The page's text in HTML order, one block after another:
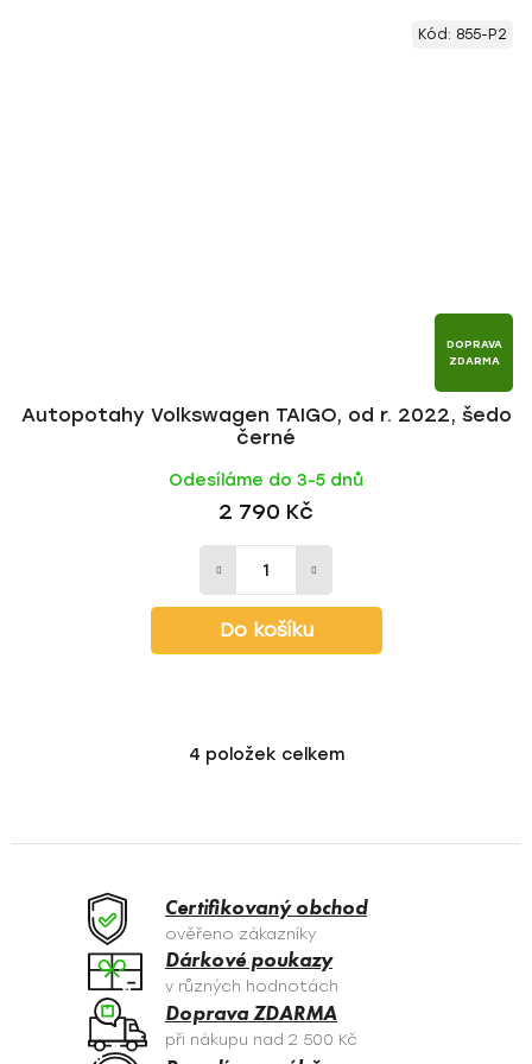
DOPRAVA
ZDARMA
Autopotahy Volkswagen TAIGO, od r. 2022, šedo
černé
Odesíláme do 3-5 dnů
2 790 Kč
Do košíku
Kód: 855-P2
O
á
c
í
p
r
v
k
4 položek celkem
Certifikovaný obchod
ověřeno zákazníky
Dárkové poukazy
v různých hodnotách
Doprava ZDARMA
při nákupu nad 2 500 Kč